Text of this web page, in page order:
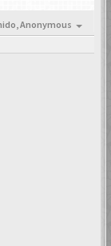
Anonymous